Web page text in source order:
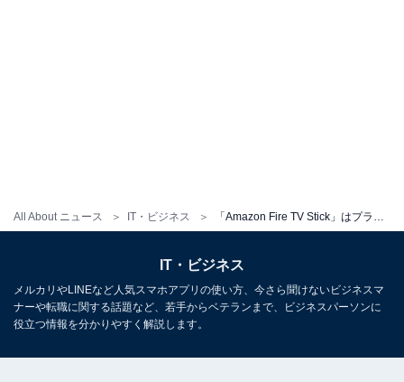
All About ニュース IT・ビジネス
制作会社のディレクター。
こちらもおすすめ
詐欺も発生「Amazonマーケットプレイス」で
IT・ビジネス
メルカリやLINEなど人気スマホアプリの使い方、今さら聞けないビジネスマ
ナーや転職に関する話題など、若手からベテランまで、ビジネスパーソンに
役立つ情報を分かりやすく解説します。